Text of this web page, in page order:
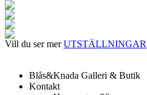
Vill du ser merUTSTÄLLNINGAR
Blås&Knada Galleri & Butik
Kontakt